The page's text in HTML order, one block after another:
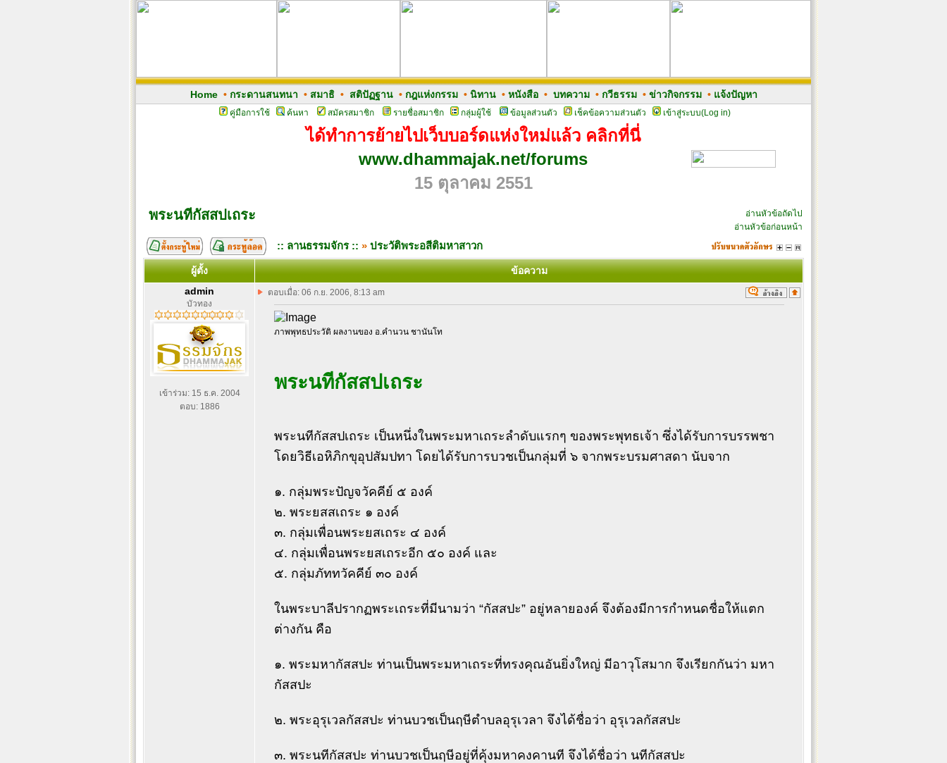
Home• กระดานสนทนา • สมาธิ• สติปัฏฐาน• กฎแห่งกรรม• นิทาน• หนังสือ• บทความ• กวีธรรม• ข่าวกิจกรรม• แจ้งปัญหา
คู่มือการใช้ ค้นหา สมัครสมาชิก รายชื่อสมาชิก กลุ่มผู้ใช้ ข้อมูลส่วนตัว เช็คข้อความส่วนตัว เข้าสู่ระบบ(Log in)
ได้ทำการย้ายไปเว็บบอร์ดแห่งใหม่แล้ว คลิกที่นี่
www.dhammajak.net/forums
15 ตุลาคม 2551
พระนทีกัสสปเถระ
อ่านหัวข้อถัดไป
อ่านหัวข้อก่อนหน้า
:: ลานธรรมจักร :: » ประวัติพระอสีติมหาสาวก
ผู้ตั้ง
ข้อความ
admin
บัวทอง
เข้าร่วม: 15 ธ.ค. 2004
ตอบ: 1886
ตอบเมื่อ: 06 ก.ย. 2006, 8:13 am
ภาพพุทธประวัติ ผลงานของ อ.คำนวน ชานันโท
พระนทีกัสสปเถระ
พระนทีกัสสปเถระ เป็นหนึ่งในพระมหาเถระลำดับแรกๆ ของพระพุทธเจ้า ซึ่งได้รับการบรรพชา
โดยวิธีเอหิภิกขุอุปสัมปทา โดยได้รับการบวชเป็นกลุ่มที่ ๖ จากพระบรมศาสดา นับจาก
๑. กลุ่มพระปัญจวัคคีย์ ๕ องค์
๒. พระยสสเถระ ๑ องค์
๓. กลุ่มเพื่อนพระยสเถระ ๔ องค์
๔. กลุ่มเพื่อนพระยสเถระอีก ๕๐ องค์ และ
๕. กลุ่มภัททวัคคีย์ ๓๐ องค์
ในพระบาลีปรากฏพระเถระที่มีนามว่า “กัสสปะ” อยู่หลายองค์ จึงต้องมีการกำหนดชื่อให้แตก
ต่างกัน คือ
๑. พระมหากัสสปะ ท่านเป็นพระมหาเถระที่ทรงคุณอันยิ่งใหญ่ มีอาวุโสมาก จึงเรียกกันว่า มหา
กัสสปะ
๒. พระอุรุเวลกัสสปะ ท่านบวชเป็นฤษีตำบลอุรุเวลา จึงได้ชื่อว่า อุรุเวลกัสสปะ
๓. พระนทีกัสสปะ ท่านบวชเป็นฤษีอยู่ที่คุ้งมหาคงคานที จึงได้ชื่อว่า นทีกัสสปะ